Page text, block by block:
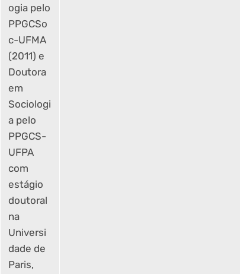
ogia pelo
PPGCSo
c-UFMA
(2011) e
Doutora
em
Sociologi
a pelo
PPGCS-
UFPA
com
estágio
doutoral
na
Universi
dade de
Paris,